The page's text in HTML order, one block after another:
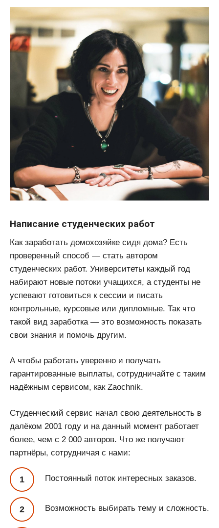
Написание студенческих работ
Как заработать домохозяйке сидя дома? Есть
проверенный способ — стать автором
студенческих работ. Университеты каждый год
набирают новые потоки учащихся, а студенты не
успевают готовиться к сессии и писать
контрольные, курсовые или дипломные. Так что
такой вид заработка — это возможность показать
свои знания и помочь другим.
А чтобы работать уверенно и получать
гарантированные выплаты, сотрудничайте с таким
надёжным сервисом, как Zaochnik.
Студенческий сервис начал свою деятельность в
далёком 2001 году и на данный момент работает
более, чем с 2 000 авторов. Что же получают
партнёры, сотрудничая с нами:
Постоянный поток интересных заказов.
Возможность выбирать тему и сложность.